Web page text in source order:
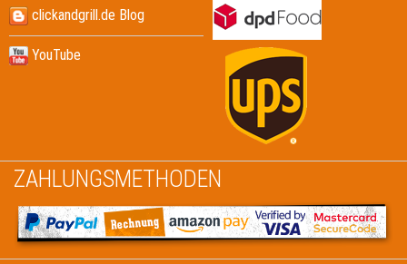
clickandgrill.de Blog
YouTube
ZAHLUNGSMETHODEN